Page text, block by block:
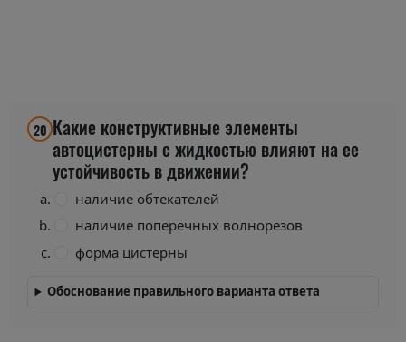
20 Какие конструктивные элементы
автоцистерны с жидкостью влияют на ее
устойчивость в движении?
наличие обтекателей
наличие поперечных волнорезов
форма цистерны
Обоснование правильного варианта ответа